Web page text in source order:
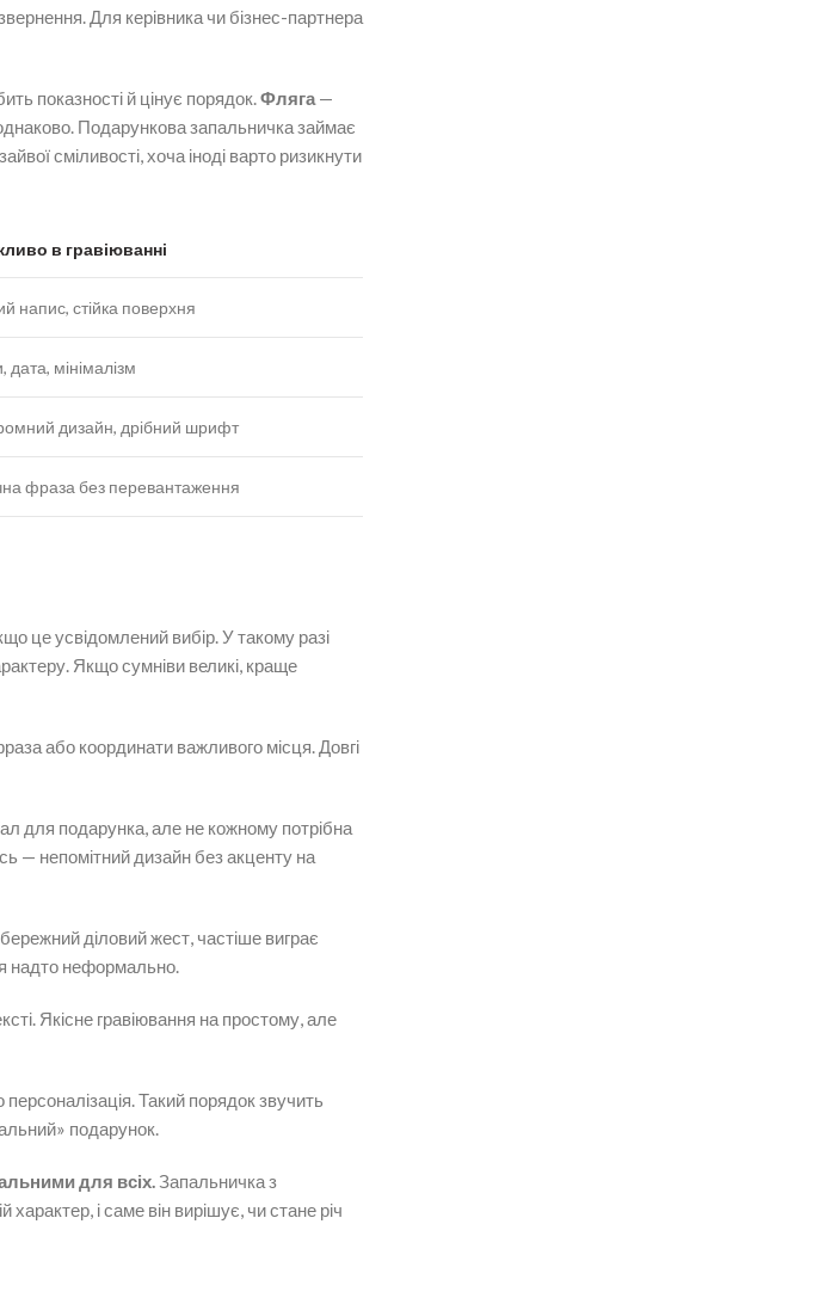
Для керівника чи бізнес-партнера
показності й цінує порядок.Фляга —
Подарункова запальничка займає
сміливості, хоча іноді варто ризикнути
в гравіюванні
напис, стійка поверхня
дата, мінімалізм
дизайн, дрібний шрифт
фраза без перевантаження
це усвідомлений вибір. У такому разі
Якщо сумніви великі, краще
або координати важливого місця. Довгі
для подарунка, але не кожному потрібна
— непомітний дизайн без акценту на
діловий жест, частіше виграє
надто неформально.
Якісне гравіювання на простому, але
Такий порядок звучить
подарунок.
для всіх.Запальничка з
і саме він вирішує, чи стане річ